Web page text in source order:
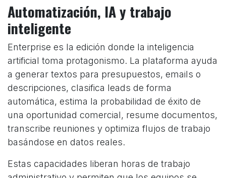
Automatización, IA y trabajo
inteligente
Enterprise es la edición donde la inteligencia
artificial toma protagonismo. La plataforma ayuda
a generar textos para presupuestos, emails o
descripciones, clasifica leads de forma
automática, estima la probabilidad de éxito de
una oportunidad comercial, resume documentos,
transcribe reuniones y optimiza flujos de trabajo
basándose en datos reales.
Estas capacidades liberan horas de trabajo